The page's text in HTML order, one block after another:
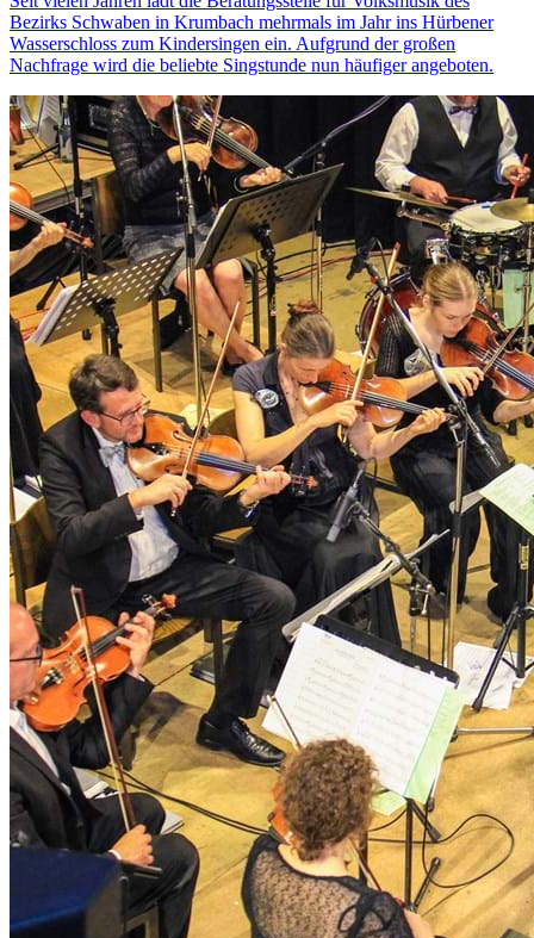
Bezirks Schwaben in Krumbach mehrmals im Jahr ins Hürbener
Wasserschloss zum Kindersingen ein. Aufgrund der großen
Nachfrage wird die beliebte Singstunde nun häufiger angeboten.